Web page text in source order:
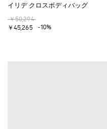
イリデ クロスボディバッグ
￥50,294
￥45,265
-10%